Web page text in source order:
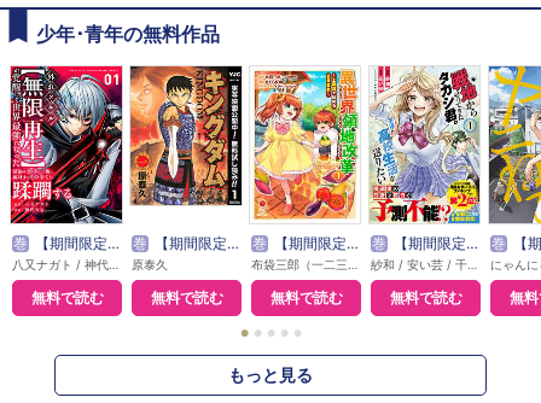
少年･青年の無料作品
巻 【期間限定無料】外れスキル【無限再生】が覚醒して世界最強になった ～最強の力を手にした俺は、敵対するその全てを蹂躙する～
無料で読む
巻 【期間限定 無料お試し版】キングダム
原泰久
無料で読む
巻 【期間限定 無料お試し版】異世界領地改革～土魔法で始める公共事業～
無料で読む
巻 【期間限定 無料お試し版】戦地から帰ってきたタカシ君。普通に高校生活を送りたい（コミック）
無料で読む
巻 【期間限
無
● ● ● ● ●
もっと見る